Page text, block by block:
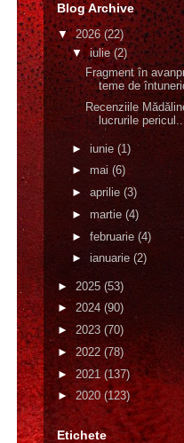
Blog Archive
▼2026(22)
▼iulie(2)
Fragment în
teme de
Recenziile
lucrurile
► iunie (1)
► mai (6)
► aprilie (3)
► martie (4)
► februarie (4)
► ianuarie (2)
► 2025 (53)
► 2024 (90)
► 2023 (70)
► 2022 (78)
► 2021(137)
► 2020(123)
Etichete